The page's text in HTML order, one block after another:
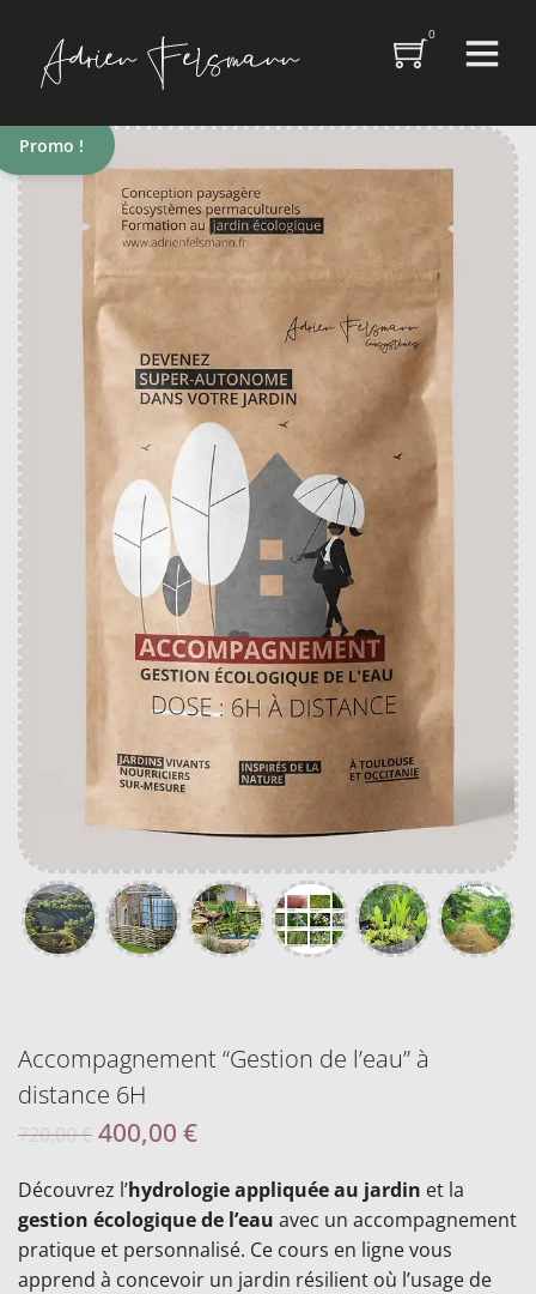
0
Promo !
Accompagnement “Gestion de l’eau” à
distance 6H
720,00€ 400,00 €
Découvrez l’hydrologie appliquée au jardin et la
gestion écologique de l’eau avec un accompagnement
pratique et personnalisé. Ce cours en ligne vous
apprend à concevoir un jardin résilient où l’usage de